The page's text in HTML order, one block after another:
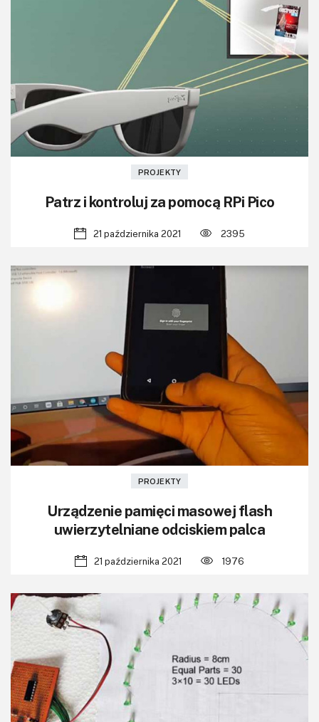
PROJEKTY
Patrz i kontroluj za pomocą RPi Pico
21 października 2021 2395
PROJEKTY
Urządzenie pamięci masowej flash
uwierzytelniane odciskiem palca
21 października 2021 1976